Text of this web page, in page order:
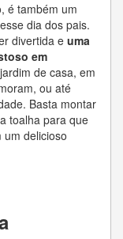
é também um
dia dos pais.
divertida e uma
em
de casa, em
ou até
Basta montar
toalha para que
delicioso